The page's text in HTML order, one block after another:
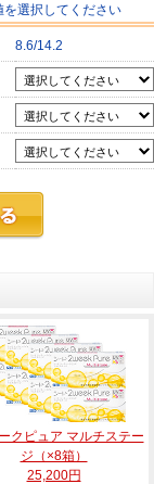
を選択してください
8.6/14.2
クピュア マルチステー
ジ（×8箱）
25,200円